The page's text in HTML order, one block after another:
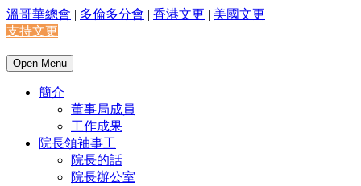
溫哥華總會 | 多倫多分會 | 香港文更 | 美國文更
支持文更
Open Menu
簡介
董事局成員
工作成果
院長領袖事工
院長的話
院長辦公室